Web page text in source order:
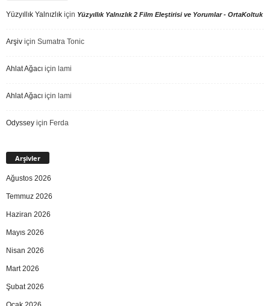
Yüzyıllık Yalnızlık için Yüzyıllık Yalnızlık 2 Film Eleştirisi ve Yorumlar - OrtaKoltuk
Arşiv için Sumatra Tonic
Ahlat Ağacı için lami
Ahlat Ağacı için lami
Odyssey için Ferda
Arşivler
Ağustos 2026
Temmuz 2026
Haziran 2026
Mayıs 2026
Nisan 2026
Mart 2026
Şubat 2026